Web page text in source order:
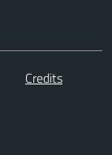
Credits